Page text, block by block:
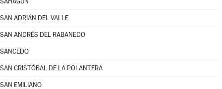
SAN ADRIÁN DEL VALLE
SAN ANDRÉS DEL RABANEDO
SANCEDO
SAN CRISTÓBAL DE LA POLANTERA
SAN EMILIANO